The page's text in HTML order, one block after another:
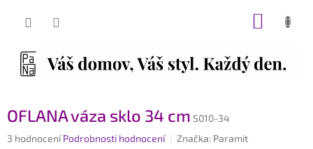
OFLANA váza sklo 34 cm S010-34
Průměrné
3 hodnocení Podrobnosti hodnocení Značka: Paramit